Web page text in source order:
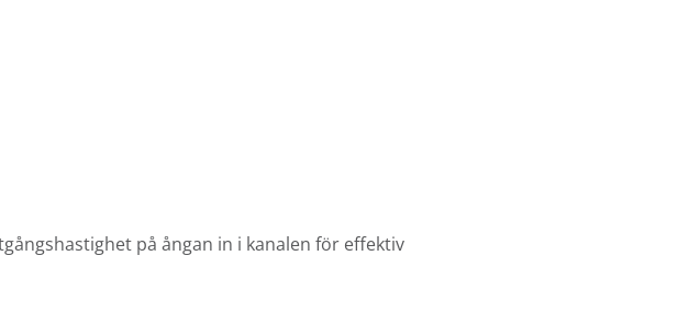
på ångan in i kanalen för effektiv